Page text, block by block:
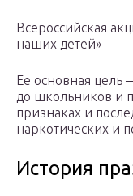
Всероссийская
наших детей»
Ее основная
до школьников и
признаках и
наркотических и
История